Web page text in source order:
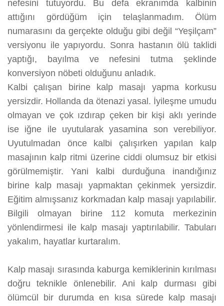
nefesini tutuyordu. Bu defa ekranımda kalbinin
attığını gördüğüm için telaşlanmadım. Ölüm
numarasını da gerçekte olduğu gibi değil “Yeşilçam”
versiyonu ile yapıyordu. Sonra hastanın ölü taklidi
yaptığı, bayılma ve nefesini tutma şeklinde
konversiyon nöbeti olduğunu anladık.
Kalbi çalışan birine kalp masajı yapma korkusu
yersizdir. Hollanda da ötenazi yasal. İyileşme umudu
olmayan ve çok ızdırap çeken bir kişi aklı yerinde
ise iğne ile uyutularak yasamina son verebiliyor.
Uyutulmadan önce kalbi çalışırken yapılan kalp
masajının kalp ritmi üzerine ciddi olumsuz bir etkisi
görülmemiştir. Yani kalbi durduğuna inandığınız
birine kalp masajı yapmaktan çekinmek yersizdir.
Eğitim almışsanız korkmadan kalp masajı yapılabilir.
Bilgili olmayan birine 112 komuta merkezinin
yönlendirmesi ile kalp masajı yaptırılabilir. Tabuları
yakalım, hayatlar kurtaralım.
Kalp masajı sırasında kaburga kemiklerinin kırılması
doğru teknikle önlenebilir. Ani kalp durması gibi
ölümcül bir durumda en kısa sürede kalp masajı